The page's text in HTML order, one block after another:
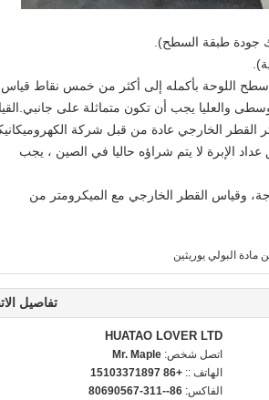
سطح اللوحة بأكمله إلى أكثر من خمس نقاط
والعليا يجب أن تكون متماثلة على
القطر الخارجي عادة من قبل شركة
الإبرة لا يتم شراؤه حاليا في الصين ، يجب
وقياس القطر الخارجي مع الميكرومتر من
البولي يوريثين
تفاصيل
HUATAO LOVER LTD
اتصل شخص: Mr. Maple
الهاتف :: +86 15103371897
الفاكس: 86--311-80690567